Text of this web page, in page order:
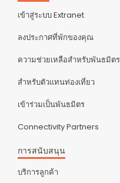
เข้าสู่ระบบ Extranet
ลงประกาศที่พักของคุณ
ความช่วยเหลือสำหรับพันธมิตร
สำหรับตัวแทนท่องเที่ยว
เข้าร่วมเป็นพันธมิตร
Connectivity Partners
การสนับสนุน
บริการลูกค้า